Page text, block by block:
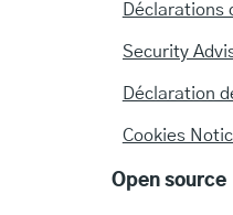
Déclarations
Security
Déclaration
Cookies
Open source